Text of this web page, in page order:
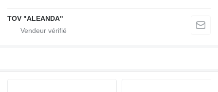
TOV "ALEANDA"